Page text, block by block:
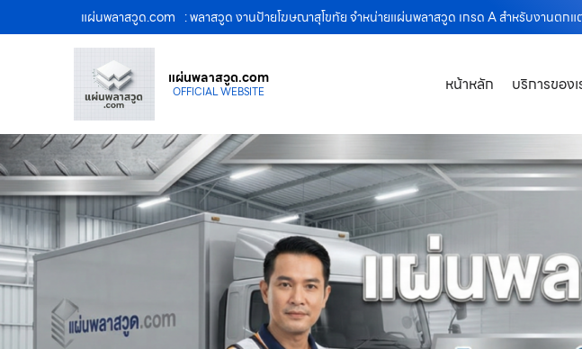
แผ่นพลาสวูด.com : พลาสวูด งานป้ายโฆษณาสุโขทัย จำหน่ายแผ่นพลาสวูด เกรด A สำหรับงานตก
แผ่นพลาสวูด.com
OFFICIAL WEBSITE หน้าหลัก บริการของเ